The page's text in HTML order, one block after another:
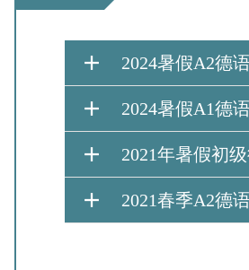
2024暑假A2德
2024暑假A1德
2021年暑假初
2021春季A2德